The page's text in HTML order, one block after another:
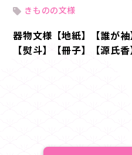
きものの文様
器物文様【地紙】【誰が袖
【熨斗】【冊子】【源氏香